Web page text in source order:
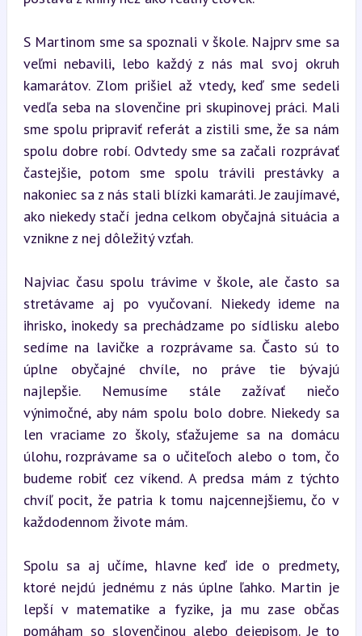
S Martinom sme sa spoznali v škole. Najprv sme sa
veľmi nebavili, lebo každý z nás mal svoj okruh
kamarátov. Zlom prišiel až vtedy, keď sme sedeli
vedľa seba na slovenčine pri skupinovej práci. Mali
sme spolu pripraviť referát a zistili sme, že sa nám
spolu dobre robí. Odvtedy sme sa začali rozprávať
častejšie, potom sme spolu trávili prestávky a
nakoniec sa z nás stali blízki kamaráti. Je zaujímavé,
ako niekedy stačí jedna celkom obyčajná situácia a
vznikne z nej dôležitý vzťah.
Najviac času spolu trávime v škole, ale často sa
stretávame aj po vyučovaní. Niekedy ideme na
ihrisko, inokedy sa prechádzame po sídlisku alebo
sedíme na lavičke a rozprávame sa. Často sú to
úplne obyčajné chvíle, no práve tie bývajú
najlepšie. Nemusíme stále zažívať niečo
výnimočné, aby nám spolu bolo dobre. Niekedy sa
len vraciame zo školy, sťažujeme sa na domácu
úlohu, rozprávame sa o učiteľoch alebo o tom, čo
budeme robiť cez víkend. A predsa mám z týchto
chvíľ pocit, že patria k tomu najcennejšiemu, čo v
každodennom živote mám.
Spolu sa aj učíme, hlavne keď ide o predmety,
ktoré nejdú jednému z nás úplne ľahko. Martin je
lepší v matematike a fyzike, ja mu zase občas
pomáham so slovenčinou alebo dejepisom. Je to